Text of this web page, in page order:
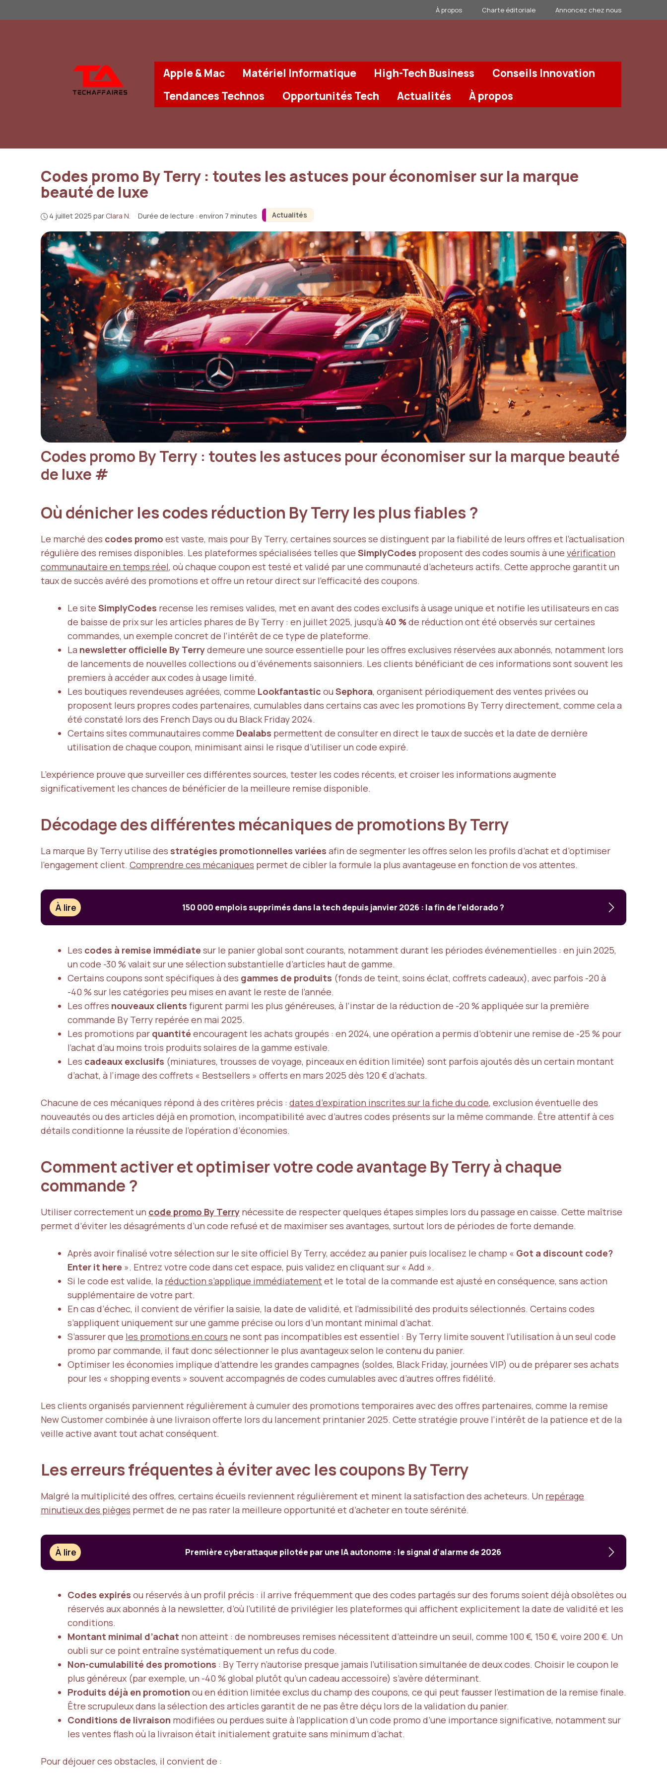
au
À propos Charte éditoriale Annoncez chez nous
Apple & Mac Matériel Informatique High-Tech Business
Conseils Innovation
Tendances Technos
Opportunités Tech Actualités À propos
Actualités
Codes promo By Terry : toutes les astuces pour économiser sur la marque
beauté de luxe
4 juillet 2025 par Clara N. · Durée de lecture : environ 7 minutes
Codes promo By Terry : toutes les astuces pour économiser sur la marque beauté
de luxe #
Où dénicher les codes réduction By Terry les plus fiables ?
Le marché des codes promo est vaste, mais pour By Terry, certaines sources se distinguent par la fiabilité de leurs offres et l’actualisation
régulière des remises disponibles. Les plateformes spécialisées telles que SimplyCodes proposent des codes soumis à une vérification
communautaire en temps réel, où chaque coupon est testé et validé par une communauté d’acheteurs actifs. Cette approche garantit un
taux de succès avéré des promotions et offre un retour direct sur l’efficacité des coupons.
Le site SimplyCodes recense les remises valides, met en avant des codes exclusifs à usage unique et notifie les utilisateurs en cas
de baisse de prix sur les articles phares de By Terry : en juillet 2025, jusqu’à 40 %de réduction ont été observés sur certaines
commandes, un exemple concret de l’intérêt de ce type de plateforme.
La newsletter officielle By Terrydemeure une source essentielle pour les offres exclusives réservées aux abonnés, notamment lors
de lancements de nouvelles collections ou d’événements saisonniers. Les clients bénéficiant de ces informations sont souvent les
premiers à accéder aux codes à usage limité.
Les boutiques revendeuses agréées, comme Lookfantastic ou Sephora, organisent périodiquement des ventes privées ou
proposent leurs propres codes partenaires, cumulables dans certains cas avec les promotions By Terry directement, comme cela a
été constaté lors des French Days ou du Black Friday 2024.
Certains sites communautaires comme Dealabs permettent de consulter en direct le taux de succès et la date de dernière
utilisation de chaque coupon, minimisant ainsi le risque d’utiliser un code expiré.
L’expérience prouve que surveiller ces différentes sources, tester les codes récents, et croiser les informations augmente
significativement les chances de bénéficier de la meilleure remise disponible.
Décodage des différentes mécaniques de promotions By Terry
La marque By Terry utilise des stratégies promotionnelles variées afin de segmenter les offres selon les profils d’achat et d’optimiser
l’engagement client. Comprendre ces mécaniques permet de cibler la formule la plus avantageuse en fonction de vos attentes.
À lire 150 000 emplois supprimés dans la tech depuis janvier 2026 : la fin de l’eldorado ?
Les codes à remise immédiate sur le panier global sont courants, notamment durant les périodes événementielles : en juin 2025,
un code -30 % valait sur une sélection substantielle d’articles haut de gamme.
Certains coupons sont spécifiques à des gammes de produits (fonds de teint, soins éclat, coffrets cadeaux), avec parfois -20 à
-40 % sur les catégories peu mises en avant le reste de l’année.
Les offres nouveaux clients figurent parmi les plus généreuses, à l’instar de la réduction de -20 % appliquée sur la première
commande By Terry repérée en mai 2025.
Les promotions par quantité encouragent les achats groupés : en 2024, une opération a permis d’obtenir une remise de -25 % pour
l’achat d’au moins trois produits solaires de la gamme estivale.
Les cadeaux exclusifs (miniatures, trousses de voyage, pinceaux en édition limitée) sont parfois ajoutés dès un certain montant
d’achat, à l’image des coffrets « Bestsellers » offerts en mars 2025 dès 120 € d’achats.
Chacune de ces mécaniques répond à des critères précis : dates d’expiration inscrites sur la fiche du code, exclusion éventuelle des
nouveautés ou des articles déjà en promotion, incompatibilité avec d’autres codes présents sur la même commande. Être attentif à ces
détails conditionne la réussite de l’opération d’économies.
Comment activer et optimiser votre code avantage By Terry à chaque
commande ?
Utiliser correctement un code promo By Terry nécessite de respecter quelques étapes simples lors du passage en caisse. Cette maîtrise
permet d’éviter les désagréments d’un code refusé et de maximiser ses avantages, surtout lors de périodes de forte demande.
Après avoir finalisé votre sélection sur le site officiel By Terry, accédez au panier puis localisez le champ « Got a discount code?
Enter it here ». Entrez votre code dans cet espace, puis validez en cliquant sur « Add ».
Si le code est valide, la réduction s’applique immédiatementet le total de la commande est ajusté en conséquence, sans action
supplémentaire de votre part.
En cas d’échec, il convient de vérifier la saisie, la date de validité, et l’admissibilité des produits sélectionnés. Certains codes
s’appliquent uniquement sur une gamme précise ou lors d’un montant minimal d’achat.
S’assurer que les promotions en cours ne sont pas incompatibles est essentiel : By Terry limite souvent l’utilisation à un seul code
promo par commande, il faut donc sélectionner le plus avantageux selon le contenu du panier.
Optimiser les économies implique d’attendre les grandes campagnes (soldes, Black Friday, journées VIP) ou de préparer ses achats
pour les « shopping events » souvent accompagnés de codes cumulables avec d’autres offres fidélité.
Les clients organisés parviennent régulièrement à cumuler des promotions temporaires avec des offres partenaires, comme la remise
New Customer combinée à une livraison offerte lors du lancement printanier 2025. Cette stratégie prouve l’intérêt de la patience et de la
veille active avant tout achat conséquent.
Les erreurs fréquentes à éviter avec les coupons By Terry
Malgré la multiplicité des offres, certains écueils reviennent régulièrement et minent la satisfaction des acheteurs. Un repérage
minutieux des pièges permet de ne pas rater la meilleure opportunité et d’acheter en toute sérénité.
À lire Première cyberattaque pilotée par une IA autonome : le signal d’alarme de 2026
Codes expirés ou réservés à un profil précis : il arrive fréquemment que des codes partagés sur des forums soient déjà obsolètes ou
réservés aux abonnés à la newsletter, d’où l’utilité de privilégier les plateformes qui affichent explicitement la date de validité et les
conditions.
Montant minimal d’achat non atteint : de nombreuses remises nécessitent d’atteindre un seuil, comme 100 €, 150 €, voire 200 €. Un
oubli sur ce point entraîne systématiquement un refus du code.
Non-cumulabilité des promotions : By Terry n’autorise presque jamais l’utilisation simultanée de deux codes. Choisir le coupon le
plus généreux (par exemple, un -40 % global plutôt qu’un cadeau accessoire) s’avère déterminant.
Produits déjà en promotion ou en édition limitée exclus du champ des coupons, ce qui peut fausser l’estimation de la remise finale.
Être scrupuleux dans la sélection des articles garantit de ne pas être déçu lors de la validation du panier.
Conditions de livraison modifiées ou perdues suite à l’application d’un code promo d’une importance significative, notamment sur
les ventes flash où la livraison était initialement gratuite sans minimum d’achat.
Pour déjouer ces obstacles, il convient de :